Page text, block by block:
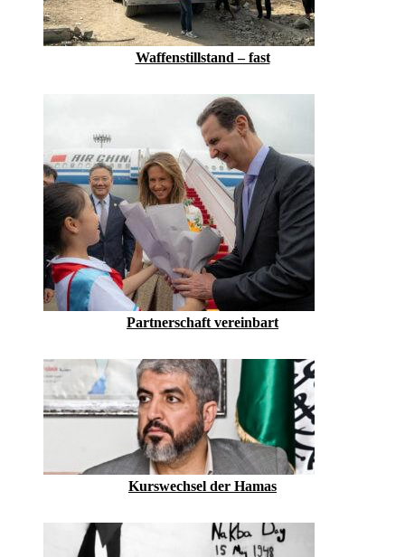
Waffenstillstand – fast
Partnerschaft vereinbart
Kurswechsel der Hamas